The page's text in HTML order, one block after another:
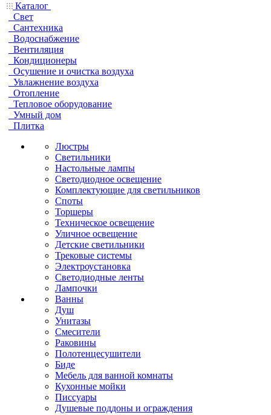
Каталог
Свет
Сантехника
Водоснабжение
Вентиляция
Кондиционеры
Осушение и очистка воздуха
Увлажнение воздуха
Отопление
Тепловое оборудование
Умный дом
Плитка
Люстры
Светильники
Настольные лампы
Светодиодное освещение
Комплектующие для светильников
Споты
Торшеры
Техническое освещение
Уличное освещение
Детские светильники
Трековые системы
Электроустановка
Светодиодные ленты
Лампочки
Ванны
Душ
Унитазы
Смесители
Раковины
Полотенцесушители
Биде
Мебель для ванной комнаты
Кухонные мойки
Писсуары
Душевые поддоны и ограждения